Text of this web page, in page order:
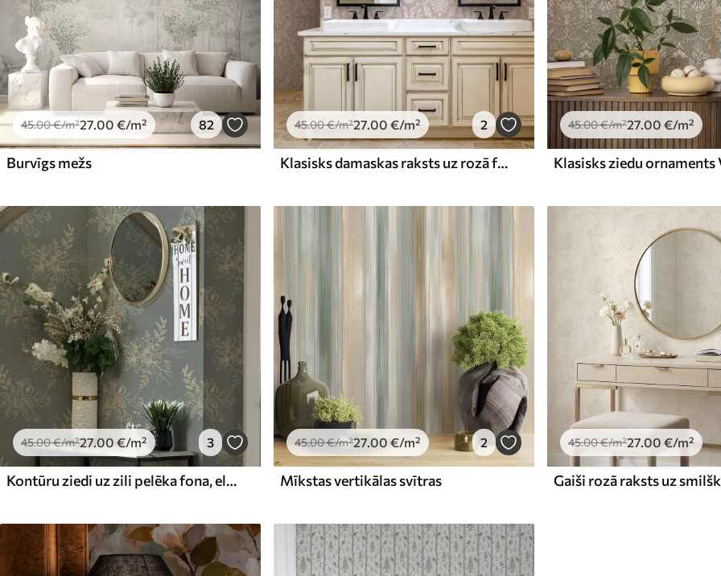
45.00€/m²27.00 €/m² 82
Burvīgs mežs
45.00€/m²27.00 €/m² 2
Klasisks damaskas raksts uz rozā fona, baroka raksts
45.00€/m²27.00 €/m²
45.00€/m²27.00 €/m² 3
Kontūru ziedi uz zili pelēka fona, elegants botāniskais raksts
45.00€/m²27.00 €/m² 2
Mīkstas vertikālas svītras
45.00€/m²27.00 €/m²
Gaiši rozā raksts uz